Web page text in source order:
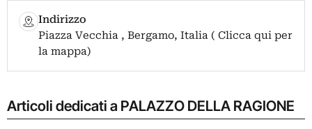
Indirizzo
Piazza Vecchia , Bergamo, Italia ( Clicca qui per
la mappa)
Articoli dedicati a PALAZZO DELLA RAGIONE